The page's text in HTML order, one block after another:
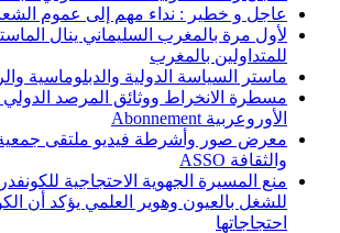
عاجل و خطير : نداء مهم إلى عموم
لأول مرة بالمغرب السليماني ينال
للمتداولين بالمغرب
ماستر السياسة الدولية والدبلوماسية
مسطرة الانخراط ووثائق المرصد الدولي
الأوروعربية Abonnement
معرض صور وأشرطة فيديو ملتقى جمعية
والثقافة ASSO
منع المسيرة الجهوية الاحتجاجية
للشغل بالعيون وهوير العلمي يؤكد أن
احتجاجاتها